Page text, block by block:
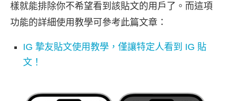
樣就能排除你不希望看到該貼文的用戶了。而這項
功能的詳細使用教學可參考此篇文章：
IG 摯友貼文使用教學，僅讓特定人看到 IG 貼
文！